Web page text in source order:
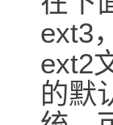
ext3
ext2
的默